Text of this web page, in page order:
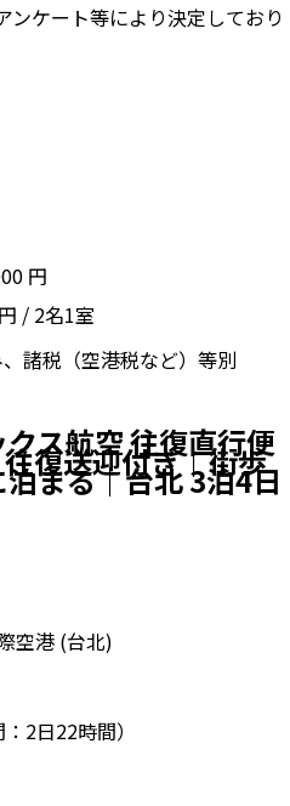
ンケート等により決定しており
円
円 / 2名1室
諸税（空港税など）等別
ス航空 往復直行便
復送迎付き｜街歩
まる｜台北 3泊4日
空港 (台北)
2日22時間）